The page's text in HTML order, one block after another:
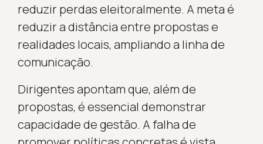
reduzir perdas eleitoralmente. A meta é
reduzir a distância entre propostas e
realidades locais, ampliando a linha de
comunicação.
Dirigentes apontam que, além de
propostas, é essencial demonstrar
capacidade de gestão. A falha de